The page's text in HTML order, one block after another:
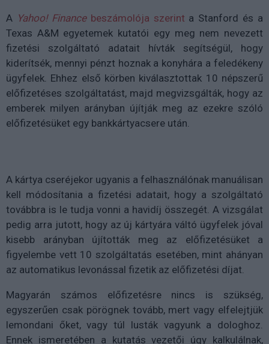
A Yahoo! Financebeszámolója szerint a Stanford és a
Texas A&M egyetemek kutatói egy meg nem nevezett
fizetési szolgáltató adatait hívták segítségül, hogy
kiderítsék, mennyi pénzt hoznak a konyhára a feledékeny
ügyfelek. Ehhez első körben kiválasztottak 10 népszerű
előfizetéses szolgáltatást, majd megvizsgálták, hogy az
emberek milyen arányban újítják meg az ezekre szóló
előfizetésüket egy bankkártyacsere után.
A kártya cseréjekor ugyanis a felhasználónak manuálisan
kell módosítania a fizetési adatait, hogy a szolgáltató
továbbra is le tudja vonni a havidíj összegét. A vizsgálat
pedig arra jutott, hogy az új kártyára váltó ügyfelek jóval
kisebb arányban újították meg az előfizetésüket a
figyelembe vett 10 szolgáltatás esetében, mint ahányan
az automatikus levonással fizetik az előfizetési díjat.
Magyarán számos előfizetésre nincs is szükség,
egyszerűen csak pörögnek tovább, mert vagy elfelejtjük
lemondani őket, vagy túl lusták vagyunk a dologhoz.
Ennek ismeretében a kutatás vezetői úgy kalkulálnak,